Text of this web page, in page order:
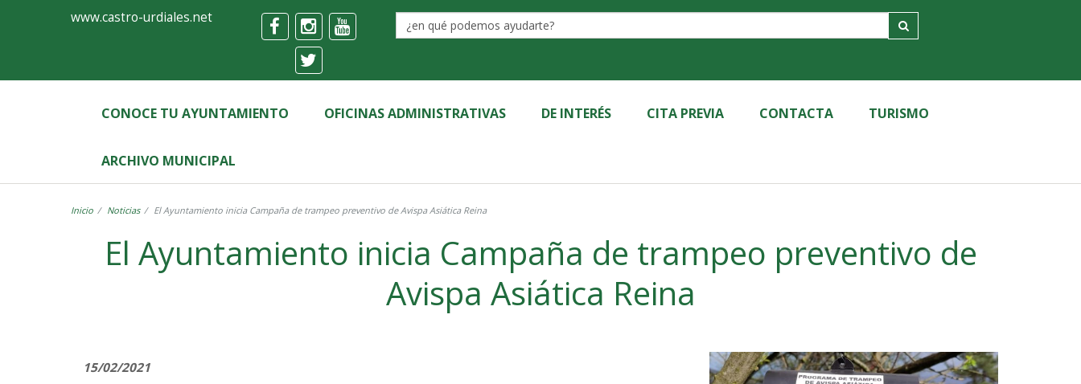
FormularioAyuntamiento
Castro-
Urdiales
www.castro-urdiales.net
CONOCE TU AYUNTAMIENTO OFICINAS ADMINISTRATIVAS DE INTERÉS CITA PREVIA CONTACTA TURISMO
ARCHIVO MUNICIPAL
Inicio Noticias El Ayuntamiento inicia Campaña de trampeo preventivo de Avispa Asiática Reina
El Ayuntamiento inicia Campaña de trampeo preventivo de
Avispa Asiática Reina
15/02/2021